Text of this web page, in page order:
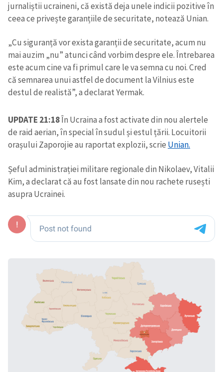
jurnaliștii ucraineni, că există deja unele indicii pozitive în
ceea ce privește garanțiile de securitate, notează Unian.
„Cu siguranță vor exista garanții de securitate, acum nu
mai auzim „nu” atunci când vorbim despre ele. Întrebarea
este acum cine va fi primul care le va semna cu noi. Cred
că semnarea unui astfel de document la Vilnius este
destul de realistă”, a declarat Yermak.
UPDATE 21:18În Ucraina a fost activate din nou alertele
de raid aerian, în special în sudul și estul țării. Locuitorii
orașului Zaporojie au raportat explozii, scrie Unian.
Șeful administrației militare regionale din Nikolaev, Vitalii
Kim, a declarat că au fost lansate din nou rachete rusești
asupra Ucrainei.